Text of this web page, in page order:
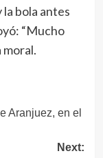
bola antes
“Mucho
moral.
Aranjuez, en el
Next: